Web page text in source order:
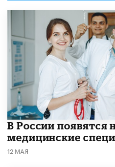
В России появятся
медицинские
12 МАЯ